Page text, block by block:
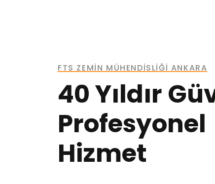
FTS ZEMIN MÜHENDISLIĞI ANKARA
40 Yıldır
Profesyonel
Hizmet